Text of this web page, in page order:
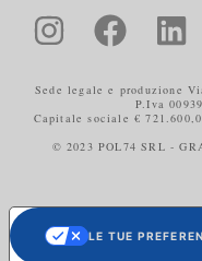
Sede legale e produzione
P.Iva
Capitale sociale €
© 2023 POL74 SRL -
LE TUE